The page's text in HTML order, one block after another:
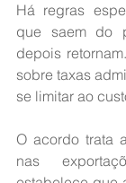
Há regras
que saem do
depois
sobre taxas
se limitar ao
O acordo trata
nas